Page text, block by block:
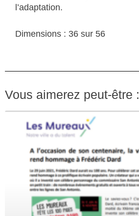
l’adaptation.
Dimensions : 36 sur 56
Vous aimerez peut-être :